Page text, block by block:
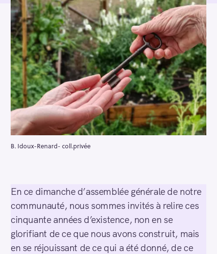
B. Idoux-Renard- coll.privée
En ce dimanche d’assemblée générale de notre
communauté, nous sommes invités à relire ces
cinquante années d’existence, non en se
glorifiant de ce que nous avons construit, mais
en se réjouissant de ce qui a été donné, de ce